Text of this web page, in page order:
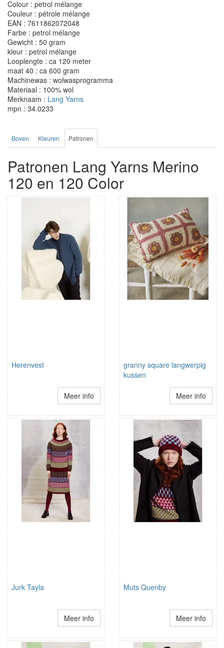
Colour : petrol mélange
Couleur : pétrole mélange
EAN : 7611862072048
Farbe : petrol mélange
Gewicht : 50 gram
kleur : petrol mélange
Looplengte : ca 120 meter
maat 40 : ca 600 gram
Machinewas : wolwasprogramma
Materiaal : 100% wol
Merknaam : Lang Yarns
mpn : 34.0233
Boven Kleuren Patronen
Patronen Lang Yarns Merino
120 en 120 Color
Herenvest
Meer info
granny square langwerpig
kussen
Meer info
Jurk Tayla
Meer info
Muts Quenby
Meer info